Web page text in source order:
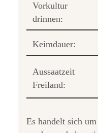
Vorkultur
drinnen:
Keimdauer:
Aussaatzeit
Freiland:
Es handelt sich